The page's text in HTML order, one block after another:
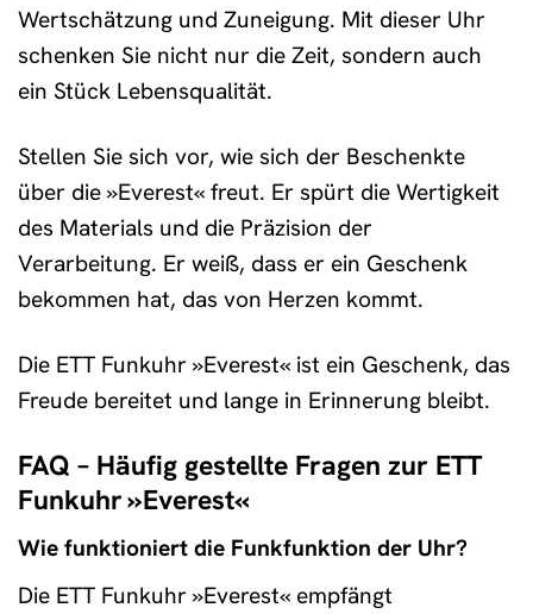
Wertschätzung und Zuneigung. Mit dieser Uhr
schenken Sie nicht nur die Zeit, sondern auch
ein Stück Lebensqualität.
Stellen Sie sich vor, wie sich der Beschenkte
über die »Everest« freut. Er spürt die Wertigkeit
des Materials und die Präzision der
Verarbeitung. Er weiß, dass er ein Geschenk
bekommen hat, das von Herzen kommt.
Die ETT Funkuhr »Everest« ist ein Geschenk, das
Freude bereitet und lange in Erinnerung bleibt.
FAQ – Häufig gestellte Fragen zur ETT
Funkuhr »Everest«
Wie funktioniert die Funkfunktion der Uhr?
Die ETT Funkuhr »Everest« empfängt